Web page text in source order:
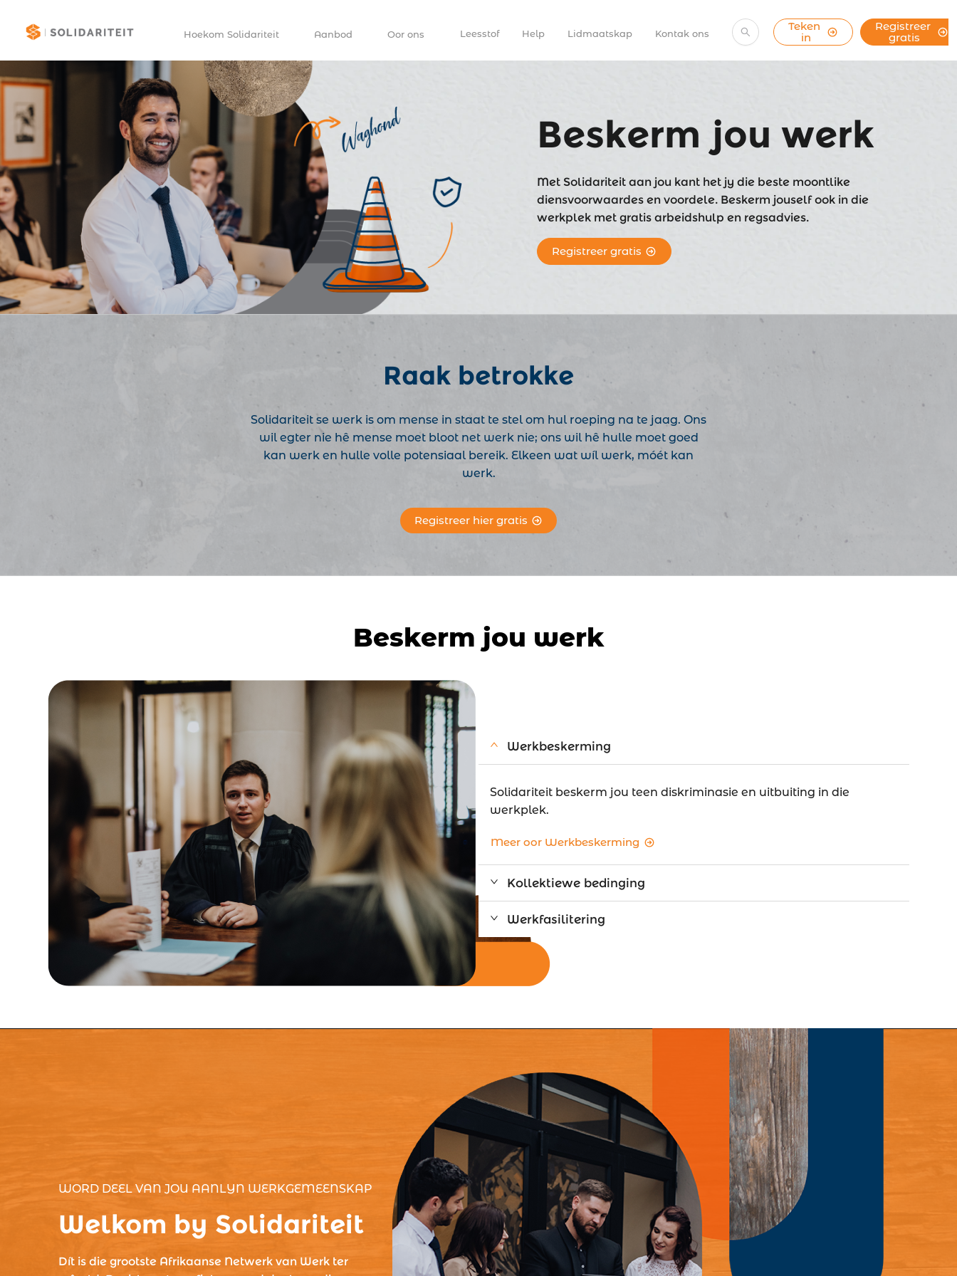
Hoekom Solidariteit Aanbod Oor ons Leesstof Help Lidmaatskap Kontak ons
Teken
in
Registreer
gratis
Beskerm jou werk
Met Solidariteit aan jou kant het jy die beste moontlike
diensvoorwaardes en voordele. Beskerm jouself ook in die
werkplek met gratis arbeidshulp en regsadvies.
Registreer gratis
Raak betrokke
Solidariteit se werk is om mense in staat te stel om hul roeping na te jaag. Ons
wil egter nie hê mense moet bloot net werk nie; ons wil hê hulle moet goed
kan werk en hulle volle potensiaal bereik. Elkeen wat wíl werk, móét kan
werk.
Registreer hier gratis
Beskerm jou werk
Werkbeskerming
Solidariteit beskerm jou teen diskriminasie en uitbuiting in die
werkplek.
Meer oor Werkbeskerming
Kollektiewe bedinging
Werkfasilitering
WORD DEEL VAN JOU AANLYN WERKGEMEENSKAP
Welkom by Solidariteit
Dít is die grootste Afrikaanse Netwerk van Werk ter